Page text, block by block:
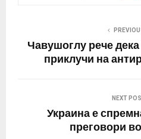
Чавушоглу рече
приклучи на
NEXT
Украина е
преговори